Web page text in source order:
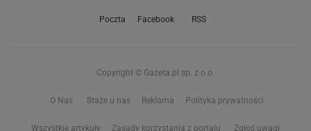
Poczta Facebook RSS
Copyright © Gazeta.pl sp. z o.o.
O Nas Staże u nas Reklama Polityka prywatności
Wszystkie artykuły Zasady korzystania z portalu Zgłoś uwagi